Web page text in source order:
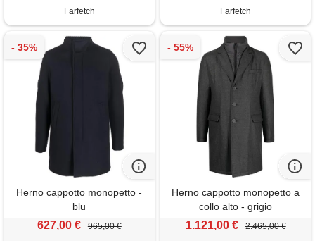
Farfetch
Farfetch
Herno cappotto monopetto -
blu
627,00 € 965,00 €
Herno cappotto monopetto a
collo alto - grigio
1.121,00 € 2.465,00 €